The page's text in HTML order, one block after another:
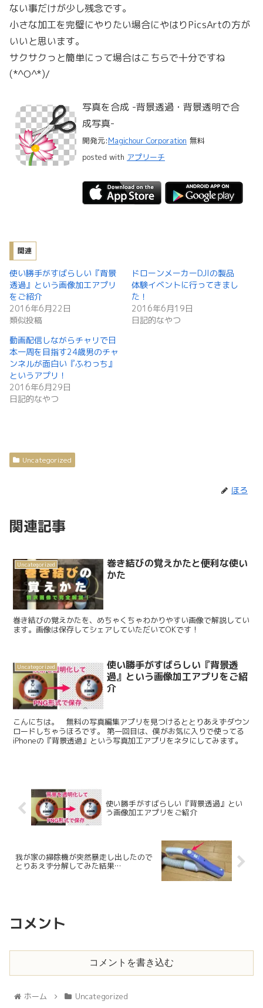
ない事だけが少し残念です。
小さな加工を完璧にやりたい場合にやはりPicsArtの方が
いいと思います。
サクサクっと簡単にって場合はこちらで十分ですね
(*^O^*)/
写真を合成 -背景透過・背景透明で合
成写真-
開発元:Magichour Corporation 無料
posted with アプリーチ
関連
使い勝手がすばらしい『背景
透過』という画像加工アプリ
をご紹介
2016年6月22日
類似投稿
ドローンメーカーDJIの製品
体験イベントに行ってきまし
た！
2016年6月19日
日記的なやつ
動画配信しながらチャリで日
本一周を目指す24歳男のチャ
ンネルが面白い『ふわっち』
というアプリ！
2016年6月29日
日記的なやつ
Uncategorized
ほろ
関連記事
Uncategorized
巻き結びの覚えかたと便利な使い
かた
巻き結びの覚えかたを、めちゃくちゃわかりやすい画像で解説してい
ます。画像は保存してシェアしていただいてOKです！
Uncategorized
使い勝手がすばらしい『背景透
過』という画像加工アプリをご紹
介
こんにちは。 無料の写真編集アプリを見つけるととりあえずダウン
ロードしちゃうほろです。 第一回目は、僕がお気に入りで使ってる
iPhoneの『背景透過』という写真加工アプリをネタにしてみます。
使い勝手がすばらしい『背景透過』とい
う画像加工アプリをご紹介
我が家の掃除機が突然暴走し出したので
とりあえず分解してみた結果…
コメント
コメントを書き込む
ホーム Uncategorized